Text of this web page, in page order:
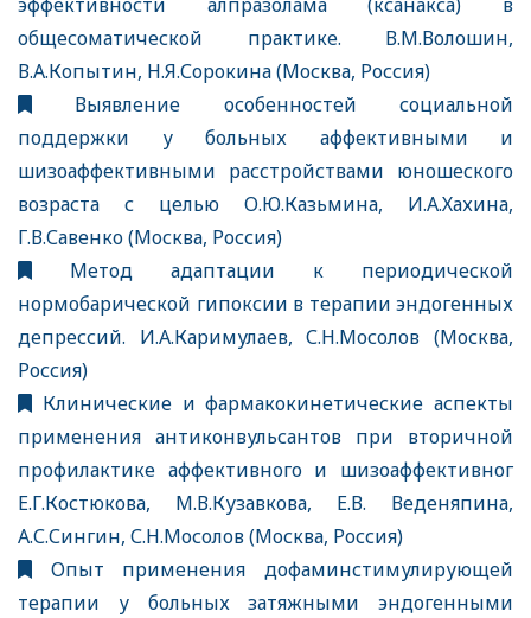
общесоматической практике. В.М.Волошин,
В.А.Копытин, Н.Я.Сорокина (Москва, Россия)
Выявление особенностей социальной
поддержки у больных аффективными и
шизоаффективными расстройствами юношеского
возраста с целью О.Ю.Казьмина, И.А.Хахина,
Г.В.Савенко (Москва, Россия)
Метод адаптации к периодической
нормобарической гипоксии в терапии эндогенных
депрессий. И.А.Каримулаев, С.Н.Мосолов (Москва,
Россия)
Клинические и фармакокинетические аспекты
применения антиконвульсантов при вторичной
профилактике аффективного и шизоаффективног
Е.Г.Костюкова, М.В.Кузавкова, Е.В. Веденяпина,
А.С.Сингин, С.Н.Мосолов (Москва, Россия)
Опыт применения дофаминстимулирующей
терапии у больных затяжными эндогенными